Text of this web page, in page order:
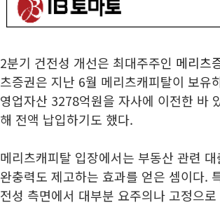
2분기 건전성 개선은 최대주주인 메리츠
츠증권은 지난 6월 메리츠캐피탈이 보
영업자산 3278억원을 자사에 이전한 바
해 전액 납입하기도 했다.
메리츠캐피탈 입장에서는 부동산 관련
완충력도 제고하는 효과를 얻은 셈이다.
전성 측면에서 대부분 요주의나 고정으